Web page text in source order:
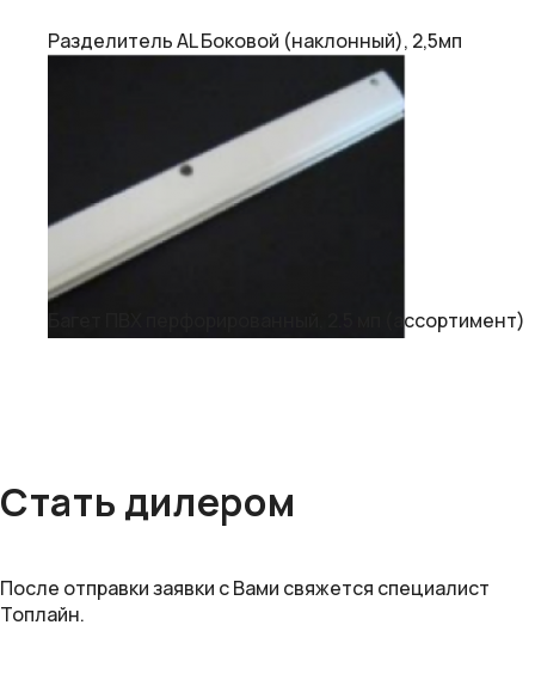
Разделитель АL Боковой (наклонный), 2,5мп
Багет ПВХ перфорированный, 2.5 мп (ассортимент)
Стать дилером
После отправки заявки с Вами свяжется специалист
Топлайн.